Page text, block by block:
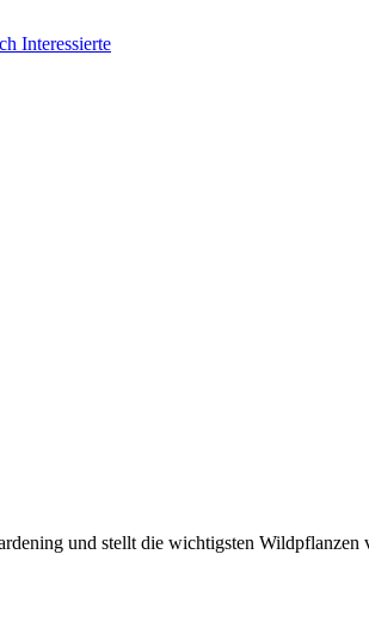
Interessierte
und stellt die wichtigsten Wildpflanzen